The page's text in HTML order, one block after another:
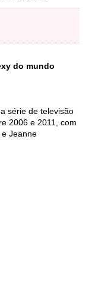
do mundo
série de televisão
2006 e 2011, com
e Jeanne